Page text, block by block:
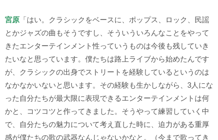
宮原 「はい。クラシックをベースに、ポップス、ロック、民謡
とかジャズの曲もそうですし、そういういろんなことをやって
きたエンターテインメント性っていうものは今後も残していき
たいなと思っています。僕たちは路上ライブから始めたんです
が、クラシックの出身でストリートを経験しているというのは
なかなかいないと思います。その経験も生かしながら、 3人にな
った自分たちが最大限に表現できるエンターテインメントは何
かと、コツコツと作ってきました。そうやって練習していく中
で、自分たちの魅力について考え直した時に、迫力がある重厚
感が僕たちの歌の武器なんじゃないかなと。（今まで歌ってき